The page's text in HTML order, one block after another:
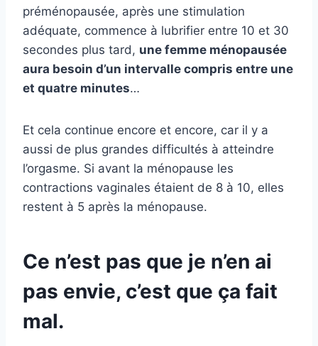
préménopausée, après une stimulation
adéquate, commence à lubrifier entre 10 et 30
secondes plus tard, une femme ménopausée
aura besoin d’un intervalle compris entre une
et quatre minutes…
Et cela continue encore et encore, car il y a
aussi de plus grandes difficultés à atteindre
l’orgasme. Si avant la ménopause les
contractions vaginales étaient de 8 à 10, elles
restent à 5 après la ménopause.
Ce n’est pas que je n’en ai
pas envie, c’est que ça fait
mal.